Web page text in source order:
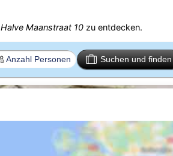
Halve Maanstraat 10zu entdecken.
Suchen und finden